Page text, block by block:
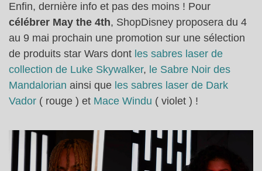
Enfin, dernière info et pas des moins ! Pour
célébrer May the 4th, ShopDisney proposera du 4
au 9 mai prochain une promotion sur une sélection
de produits star Wars dont les sabres laser de
collection de Luke Skywalker, le Sabre Noir des
Mandalorian ainsi que les sabres laser de Dark
Vador ( rouge ) et Mace Windu ( violet ) !